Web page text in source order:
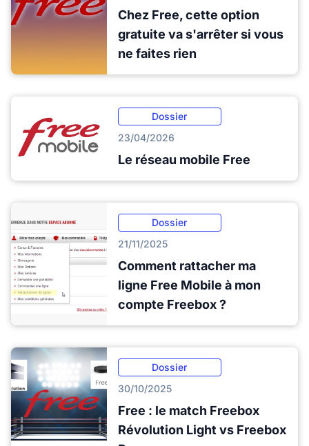
Chez Free, cette option
gratuite va s'arrêter si vous
ne faites rien
Dossier
23/04/2026
Le réseau mobile Free
Dossier
21/11/2025
Comment rattacher ma
ligne Free Mobile à mon
compte Freebox ?
Dossier
30/10/2025
Free : le match Freebox
Révolution Light vs Freebox